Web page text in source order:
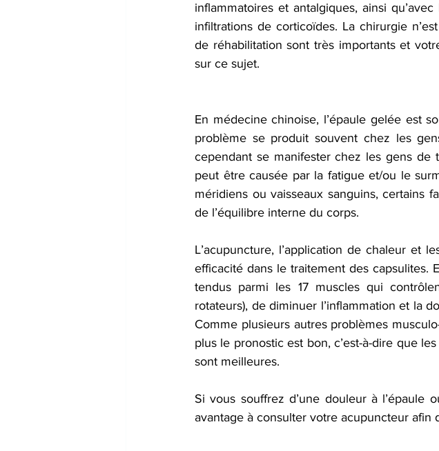
inflammatoires et antalgiques, ainsi
infiltrations de corticoïdes. La chirurgie
de réhabilitation sont très importants et
sur ce sujet.
En médecine chinoise, l’épaule gelée est
problème se produit souvent chez les
cependant se manifester chez les gens
peut être causée par la fatigue et/ou le
méridiens ou vaisseaux sanguins, certains
de l’équilibre interne du corps.
L’acupuncture, l’application de chaleur et
efficacité dans le traitement des capsulites.
tendus parmi les 17 muscles qui
rotateurs), de diminuer l’inflammation et la
Comme plusieurs autres problèmes
plus le pronostic est bon, c’est-à-dire que
sont meilleures.
Si vous souffrez d’une douleur à l’épaule
avantage à consulter votre acupuncteur afin